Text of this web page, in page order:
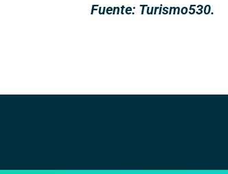
Fuente: Turismo530.